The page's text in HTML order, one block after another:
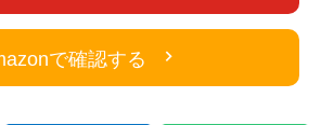
で確認する